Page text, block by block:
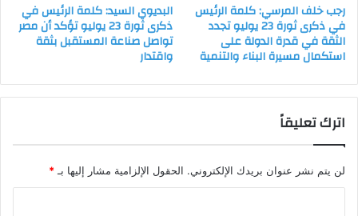
رجب خلف المرسي: كلمة الرئيس
في ذكرى ثورة 23 يوليو تجدد
الثقة في قدرة الدولة على
استكمال مسيرة البناء والتنمية
البديوي السيد: كلمة الرئيس في
ذكرى ثورة 23 يوليو تؤكد أن مصر
تواصل صناعة المستقبل بثقة
واقتدار
اترك تعليقاً
لن يتم نشر عنوان بريدك الإلكتروني. الحقول الإلزامية مشار إليها بـ*